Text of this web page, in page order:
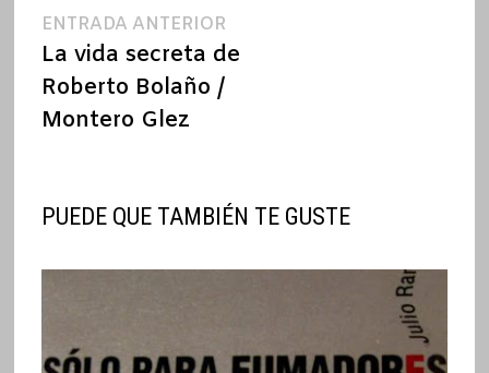
Navegación
de
entradas
ENTRADA ANTERIOREntrada
anterior:
La vida secreta de
Roberto Bolaño /
Montero Glez
PUEDE QUE TAMBIÉN TE GUSTE